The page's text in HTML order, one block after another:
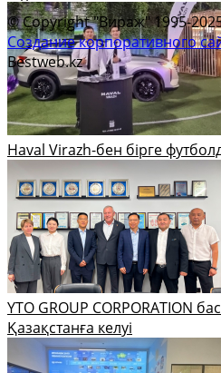
Haval Virazh-бен бірге
YTO GROUP CORPORATION
Қазақстанға келуі
© Copyright "Вираж" 1995-
Создание корпоративного
Bestweb.kz